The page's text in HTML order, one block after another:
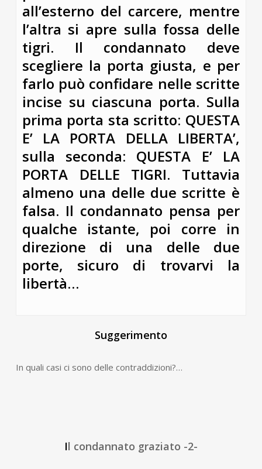
all’esterno del carcere, mentre
l’altra si apre sulla fossa delle
tigri. Il condannato deve
scegliere la porta giusta, e per
farlo può confidare nelle scritte
incise su ciascuna porta. Sulla
prima porta sta scritto: QUESTA
E’ LA PORTA DELLA LIBERTA’,
sulla seconda: QUESTA E’ LA
PORTA DELLE TIGRI. Tuttavia
almeno una delle due scritte è
falsa. Il condannato pensa per
qualche istante, poi corre in
direzione di una delle due
porte, sicuro di trovarvi la
libertà…
Suggerimento
In quali casi ci sono delle contraddizioni?…
Il condannato graziato -2-